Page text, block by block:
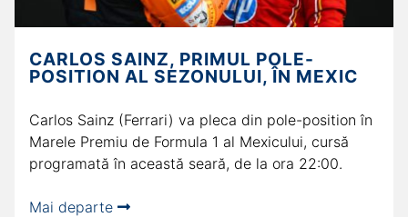
CARLOS SAINZ, PRIMUL POLE-
POSITION AL SEZONULUI, ÎN MEXIC
Carlos Sainz (Ferrari) va pleca din pole-position în
Marele Premiu de Formula 1 al Mexicului, cursă
programată în această seară, de la ora 22:00.
Mai departe